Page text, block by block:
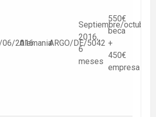
06/2016AlemaniaARGO/DE/5042
Septiembre/octubre
2016,
6
meses
550€
beca
+
450€
empresa